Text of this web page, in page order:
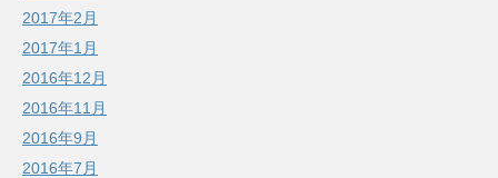
2017年2月
2017年1月
2016年12月
2016年11月
2016年9月
2016年7月